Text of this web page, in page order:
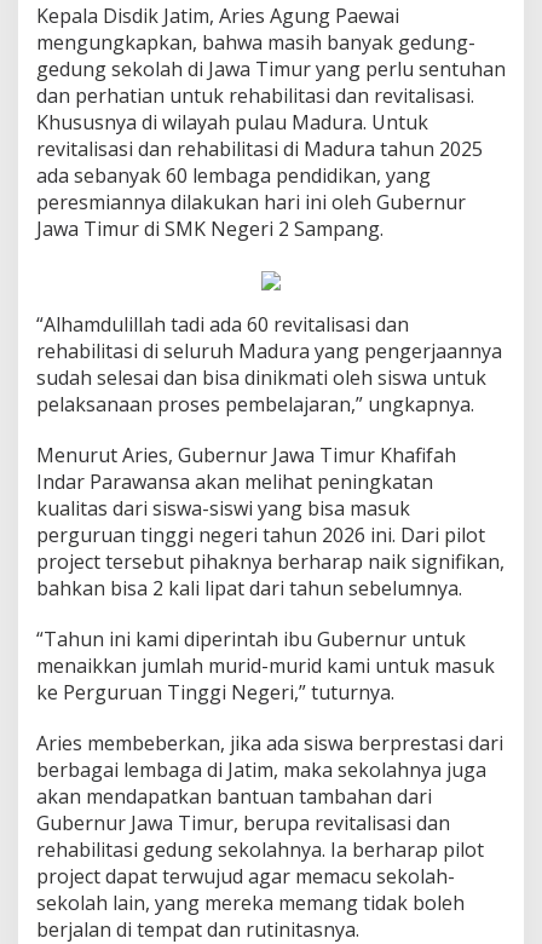
Kepala Disdik Jatim, Aries Agung Paewai
mengungkapkan, bahwa masih banyak gedung-
gedung sekolah di Jawa Timur yang perlu sentuhan
dan perhatian untuk rehabilitasi dan revitalisasi.
Khususnya di wilayah pulau Madura. Untuk
revitalisasi dan rehabilitasi di Madura tahun 2025
ada sebanyak 60 lembaga pendidikan, yang
peresmiannya dilakukan hari ini oleh Gubernur
Jawa Timur di SMK Negeri 2 Sampang.
“Alhamdulillah tadi ada 60 revitalisasi dan
rehabilitasi di seluruh Madura yang pengerjaannya
sudah selesai dan bisa dinikmati oleh siswa untuk
pelaksanaan proses pembelajaran,” ungkapnya.
Menurut Aries, Gubernur Jawa Timur Khafifah
Indar Parawansa akan melihat peningkatan
kualitas dari siswa-siswi yang bisa masuk
perguruan tinggi negeri tahun 2026 ini. Dari pilot
project tersebut pihaknya berharap naik signifikan,
bahkan bisa 2 kali lipat dari tahun sebelumnya.
“Tahun ini kami diperintah ibu Gubernur untuk
menaikkan jumlah murid-murid kami untuk masuk
ke Perguruan Tinggi Negeri,” tuturnya.
Aries membeberkan, jika ada siswa berprestasi dari
berbagai lembaga di Jatim, maka sekolahnya juga
akan mendapatkan bantuan tambahan dari
Gubernur Jawa Timur, berupa revitalisasi dan
rehabilitasi gedung sekolahnya. Ia berharap pilot
project dapat terwujud agar memacu sekolah-
sekolah lain, yang mereka memang tidak boleh
berjalan di tempat dan rutinitasnya.